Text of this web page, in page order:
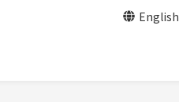
English